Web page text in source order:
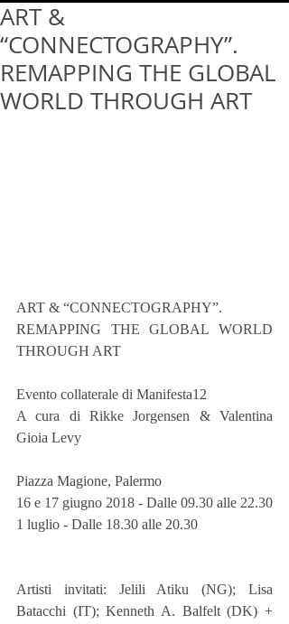
ART &
“CONNECTOGRAPHY”.
REMAPPING THE GLOBAL
WORLD THROUGH ART
ART & “CONNECTOGRAPHY”.
REMAPPING THE GLOBAL WORLD
THROUGH ART
Evento collaterale di Manifesta12
A cura di Rikke Jorgensen & Valentina
Gioia Levy
Piazza Magione, Palermo
1 luglio - Dalle 18.30 alle 20.30
Artisti invitati: Jelili Atiku (NG); Lisa
Batacchi (IT); Kenneth A. Balfelt (DK) +